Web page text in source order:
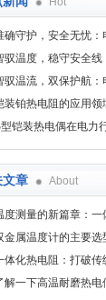
确守护，安全无忧：
属温度计——测温新
驭温度，稳守安全线
金属温度计的创新守
驭温流，双保护航：
属温度计在工业领域
装铂热电阻的应用领
到科研，无所不在的
铠装热电偶在电力
文章 About
度测量的新篇章：一
的创新应用
金属温度计的主要选
体化热电阻：打破传
度测量新标准
解一下高温耐磨热电